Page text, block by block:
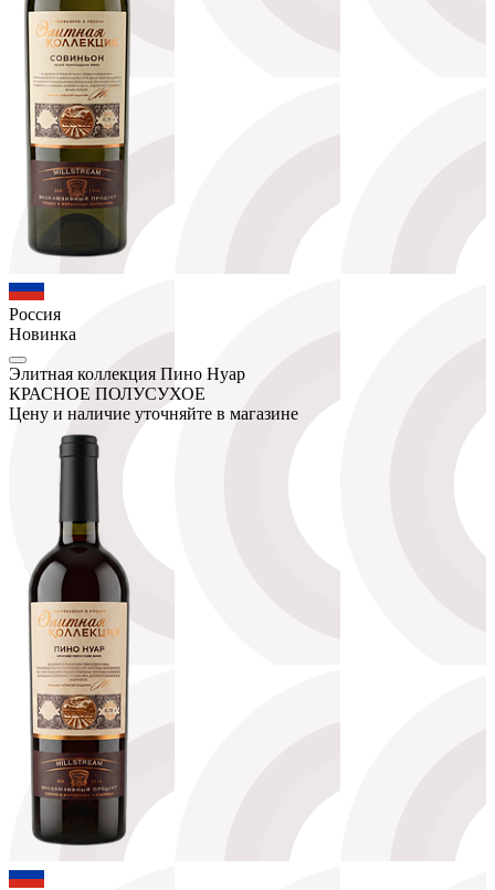
Россия
Новинка
Элитная коллекция Пино Нуар
КРАСНОЕ ПОЛУСУХОЕ
Цену и наличие уточняйте в магазине